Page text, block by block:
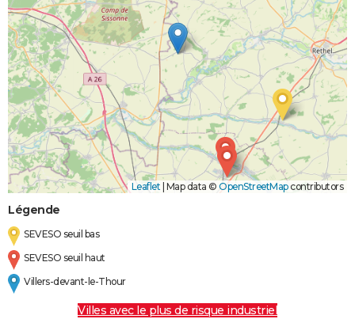
Leaflet Map data © OpenStreetMapcontributors
Légende
SEVESO seuil bas
SEVESO seuil haut
Villers-devant-le-Thour
Villes avec le plus de risque industriel